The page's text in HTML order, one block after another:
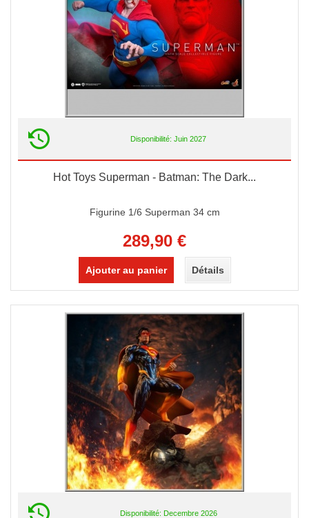
Disponibilité: Juin 2027
Hot Toys Superman - Batman: The Dark...
Figurine 1/6 Superman 34 cm
289,90 €
Ajouter au panier Détails
Disponibilité: Decembre 2026